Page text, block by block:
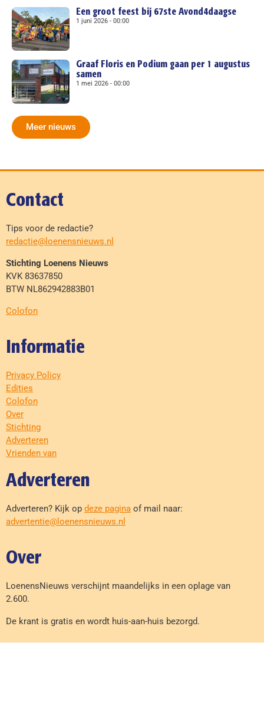
Een groot feest bij 67ste Avond4daagse
1 juni 2026 00:00
Graaf Floris en Podium gaan per 1 augustus
samen
1 mei 2026 00:00
Meer nieuws
Contact
Tips voor de redactie?
redactie@loenensnieuws.nl
Stichting Loenens Nieuws
KVK 83637850
BTW NL862942883B01
Colofon
Informatie
Privacy Policy
Edities
Colofon
Over
Stichting
Adverteren
Vrienden van
Adverteren
Adverteren? Kijk op deze pagina of mail naar:
advertentie@loenensnieuws.nl
Over
LoenensNieuws verschijnt maandelijks in een oplage van
2.600.
De krant is gratis en wordt huis-aan-huis bezorgd.